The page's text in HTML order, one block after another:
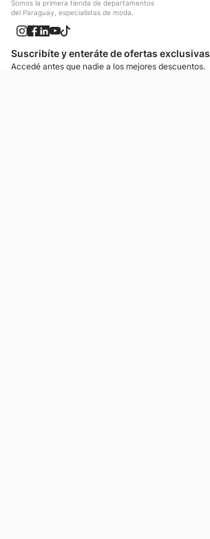
Somos la primera tienda de departamentos
del Paraguay, especialistas de moda.
Suscribíte y enteráte de ofertas exclusivas
Accedé antes que nadie a los mejores descuentos.